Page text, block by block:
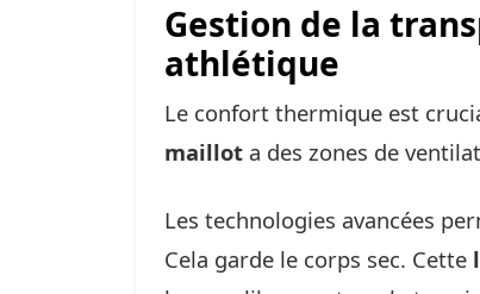
Gestion de la
athlétique
Le confort thermique est
maillot a des zones de
Les technologies avancées
Cela garde le corps sec. Cette